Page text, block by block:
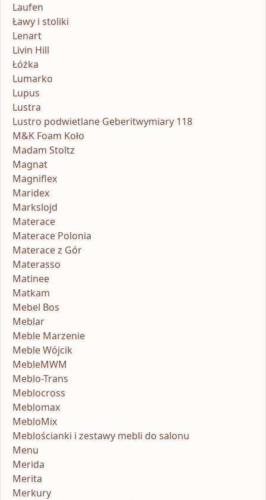
Laufen
Ławy i stoliki
Lenart
Livin Hill
Łóżka
Lumarko
Lupus
Lustra
Lustro podwietlane Geberitwymiary 118
M&K Foam Koło
Madam Stoltz
Magnat
Magniflex
Maridex
Markslojd
Materace
Materace Polonia
Materace z Gór
Materasso
Matinee
Matkam
Mebel Bos
Meblar
Meble Marzenie
Meble Wójcik
MebleMWM
Meblo-Trans
Meblocross
Meblomax
MebloMix
Meblościanki i zestawy mebli do salonu
Menu
Merida
Merita
Merkury